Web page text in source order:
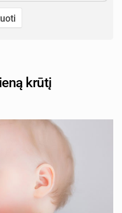
krūtį